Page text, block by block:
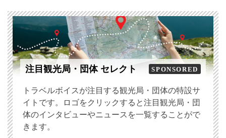
注目観光局・団体 セレクト SPONSORED
トラベルボイスが注目する観光局・団体の特設サ
イトです。ロゴをクリックすると注目観光局・団
体のインタビューやニュースを一覧することがで
きます。